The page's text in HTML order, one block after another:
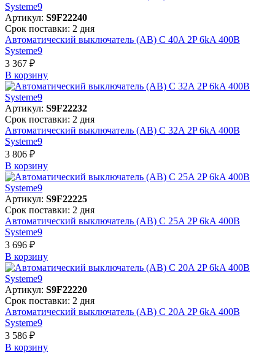
Артикул: S9F22240
Срок поставки: 2 дня
Автоматический выключатель (АВ) C 40A 2P 6kA 400В
Systeme9
3 367 ₽
В корзинy
Артикул: S9F22232
Срок поставки: 2 дня
Автоматический выключатель (АВ) C 32A 2P 6kA 400В
Systeme9
3 806 ₽
В корзинy
Артикул: S9F22225
Срок поставки: 2 дня
Автоматический выключатель (АВ) C 25A 2P 6kA 400В
Systeme9
3 696 ₽
В корзинy
Артикул: S9F22220
Срок поставки: 2 дня
Автоматический выключатель (АВ) C 20A 2P 6kA 400В
Systeme9
3 586 ₽
В корзинy